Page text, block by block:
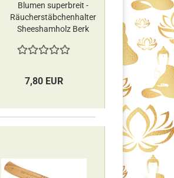
Blumen superbreit -
Räucherstäbchenhalter
Sheeshamholz Berk
7,80 EUR